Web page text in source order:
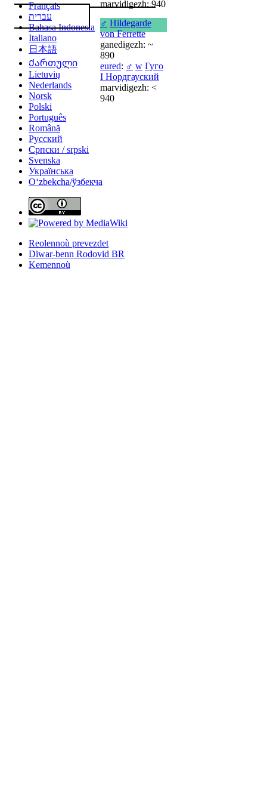
marvidigezh: 940
♂ Hildegarde
von Ferrette
ganedigezh: ~
890
eured: ♂ w Гуго
I Нордгауский
marvidigezh: <
940
Français
עברית
Bahasa Indonesia
Italiano
日本語
Ქართული
Lietuvių
Nederlands
Norsk
Polski
Português
Română
Русский
Српски / srpski
Svenska
Українська
Oʻzbekcha/ўзбекча
Reolennoù prevezdet
Diwar-benn Rodovid BR
Kemennoù